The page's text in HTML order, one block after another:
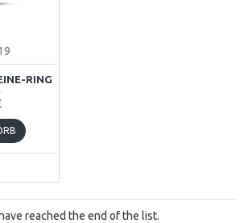
RING
reached the end of the list.